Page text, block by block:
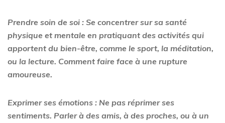
Prendre soin de soi : Se concentrer sur sa santé
physique et mentale en pratiquant des activités qui
apportent du bien-être, comme le sport, la méditation,
ou la lecture. Comment faire face à une rupture
amoureuse.
Exprimer ses émotions : Ne pas réprimer ses
sentiments. Parler à des amis, à des proches, ou à un